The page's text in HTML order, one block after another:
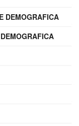
DEMOGRAFICA